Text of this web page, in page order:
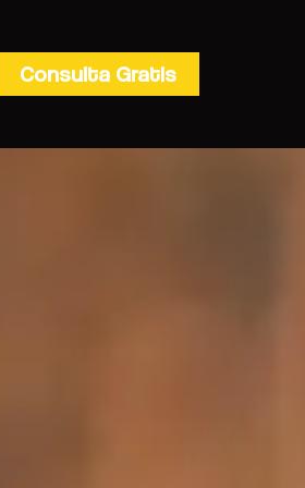
Consulta Gratis